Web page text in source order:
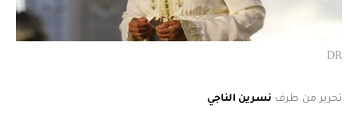
DR
تحرير من طرف نسرين الناجي